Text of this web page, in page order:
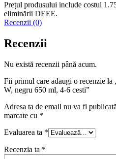
Prețul produsului include costul
eliminării DEEE.
Recenzii (0)
Recenzii
Nu există recenzii până acum.
Fii primul care adaugi o recenzie
W, negru 650 ml, 4-6 cesti”
Adresa ta de email nu va fi
marcate cu *
Evaluarea ta *
Recenzia ta *